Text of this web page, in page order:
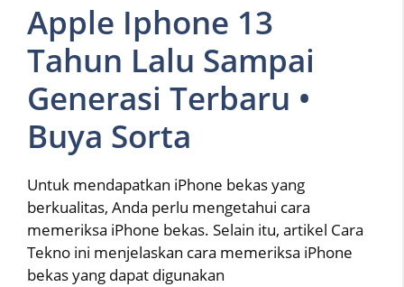
Apple Iphone 13
Tahun Lalu Sampai
Generasi Terbaru •
Buya Sorta
Untuk mendapatkan iPhone bekas yang
berkualitas, Anda perlu mengetahui cara
memeriksa iPhone bekas. Selain itu, artikel Cara
Tekno ini menjelaskan cara memeriksa iPhone
bekas yang dapat digunakan